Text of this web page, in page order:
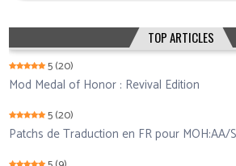
TOP ARTICLES
5(20)
Mod Medal of Honor : Revival Edition
5(20)
Patchs de Traduction en FR pour MOH:AA/